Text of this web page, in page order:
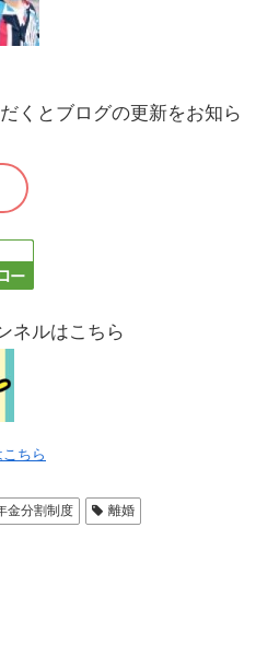
くとブログの更新をお知ら
ネルはこちら
ちら
金分割制度 離婚